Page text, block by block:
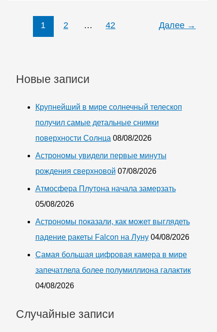
галактику
там
должно
1 2 … 42 Далее →
Новые записи
Крупнейший в мире солнечный телескоп
получил самые детальные снимки
поверхности Солнца 08/08/2026
Астрономы увидели первые минуты
рождения сверхновой 07/08/2026
Атмосфера Плутона начала замерзать
05/08/2026
Астрономы показали, как может выглядеть
падение ракеты Falcon на Луну 04/08/2026
Самая большая цифровая камера в мире
запечатлела более полумиллиона галактик
04/08/2026
Случайные записи